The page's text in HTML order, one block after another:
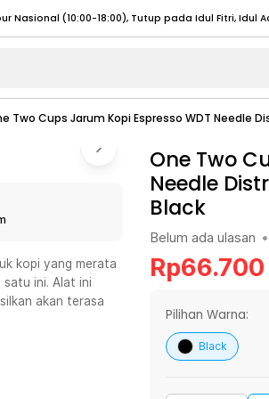
- Minggu (08:00 - 20:00), Tutup pada Idul Fitri
Libur Nasional (08:00 - 17:00) Selengkapnya
Libur Nasional (08:00 - 17:00) Selengkapnya
Nasional (12:00-20:00), Tutup pada Idul Fitri
Nasional (12:00-20:00), Tutup pada Idul Fitri
- Minggu (08:00 - 20:00), Tutup pada Idul Fitri
Libur Nasional (08:00 - 17:00) Selengkapnya
Two Cups Jarum Kopi Espresso WDT Needle
kopi yang merata
satu ini. Alat ini
akan terasa
One Two
Needle
Black
Belum ada ulasan •
Rp66.700
Pilihan Warna:
Black